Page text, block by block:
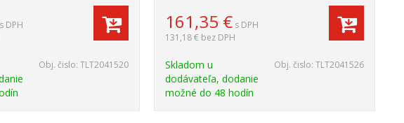
s DPH
Obj. čislo:TLT2041520
161,35 € s DPH
131,18 € bez DPH
Skladom u
dodávateľa, dodanie
možné do 48 hodín
Obj. čislo: TLT2041526